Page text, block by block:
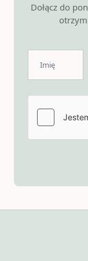
Dołącz do